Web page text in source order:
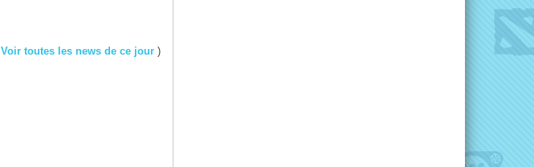
Voir toutes les news de ce jour )